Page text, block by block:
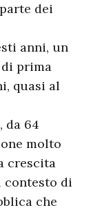
dei
anni, un
prima
quasi al
da 64
molto
crescita
contesto di
che